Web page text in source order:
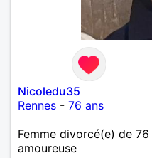
Nicoledu35
Rennes - 76 ans
Femme divorcé(e) de
amoureuse